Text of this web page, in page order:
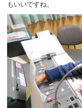
もいいですね。